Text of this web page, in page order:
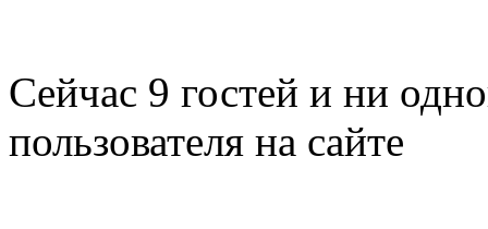
Сейчас 9 гостей и ни
пользователя на сайте